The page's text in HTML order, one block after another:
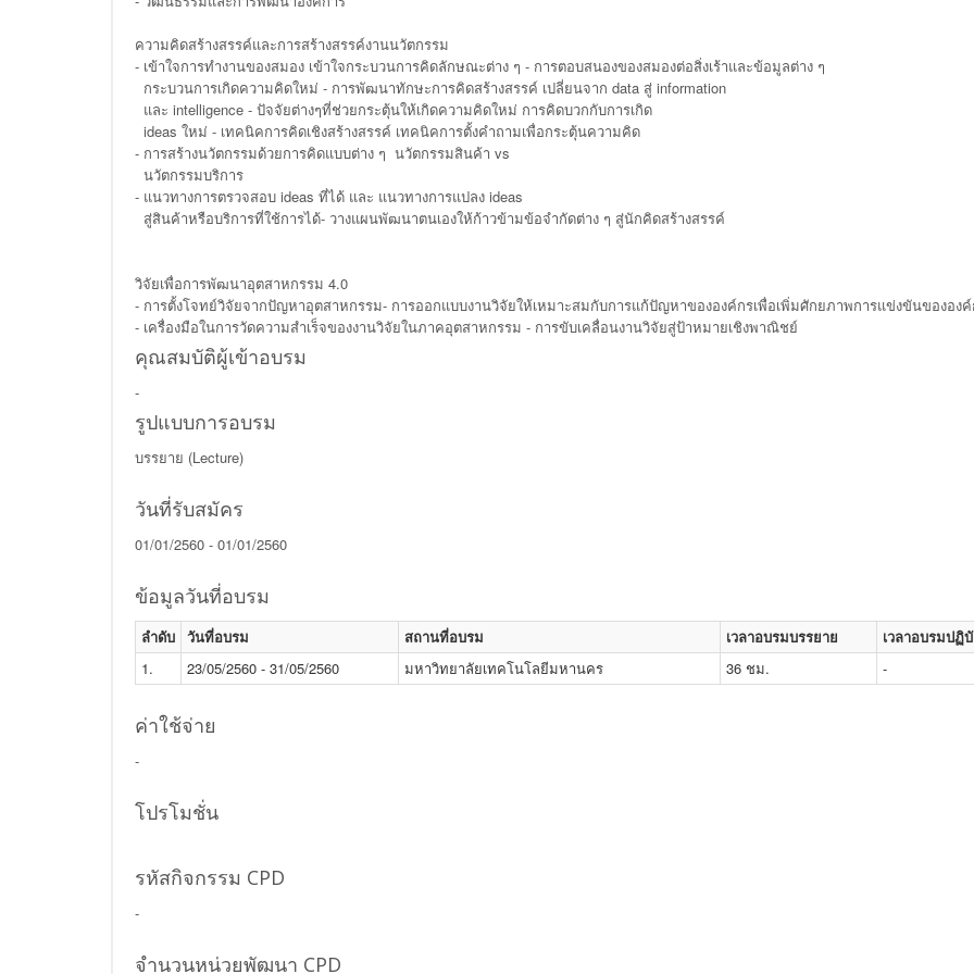
ความคิดสร้างสรรค์และการสร้างสรรค์งานนวัตกรรม
- เข้าใจการทำงานของสมอง เข้าใจกระบวนการคิดลักษณะต่าง ๆ - การตอบสนองของสมองต่อสิ่งเร้าและข้อมูลต่าง ๆ
กระบวนการเกิดความคิดใหม่ - การพัฒนาทักษะการคิดสร้างสรรค์ เปลี่ยนจาก data สู่ information
และ intelligence - ปัจจัยต่างๆที่ช่วยกระตุ้นให้เกิดความคิดใหม่ การคิดบวกกับการเกิด
ideas ใหม่ - เทคนิคการคิดเชิงสร้างสรรค์ เทคนิคการตั้งคำถามเพื่อกระตุ้นความคิด
- การสร้างนวัตกรรมด้วยการคิดแบบต่าง ๆ นวัตกรรมสินค้า vs
นวัตกรรมบริการ
- แนวทางการตรวจสอบ ideas ที่ได้ และ แนวทางการแปลง ideas
สู่สินค้าหรือบริการที่ใช้การได้- วางแผนพัฒนาตนเองให้ก้าวข้ามข้อจำกัดต่าง ๆ สู่นักคิดสร้างสรรค์
วิจัยเพื่อการพัฒนาอุตสาหกรรม 4.0
- การตั้งโจทย์วิจัยจากปัญหาอุตสาหกรรม- การออกแบบงานวิจัยให้เหมาะสมกับการแก้ปัญหาขององค์กรเพื่อเพิ่มศักยภาพการแข่งขันขององ
- เครื่องมือในการวัดความสำเร็จของงานวิจัยในภาคอุตสาหกรรม - การขับเคลื่อนงานวิจัยสู่ป้าหมายเชิงพาณิชย์
คุณสมบัติผู้เข้าอบรม
-
รูปแบบการอบรม
บรรยาย (Lecture)
วันที่รับสมัคร
01/01/2560 - 01/01/2560
ข้อมูลวันที่อบรม
ลำดับ วันที่อบรม สถานที่อบรม เวลาอบรมบรรยาย
เวลาอบรมปฏิ
1.
23/05/2560 - 31/05/2560 มหาวิทยาลัยเทคโนโลยีมหานคร 36 ชม. -
ค่าใช้จ่าย
-
โปรโมชั่น
รหัสกิจกรรม CPD
-
จำนวนหน่วยพัฒนา CPD